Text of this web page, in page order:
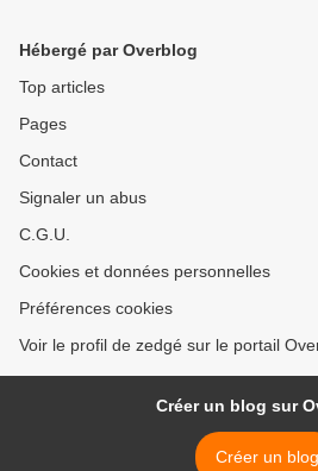
Hébergé par Overblog
Top articles
Pages
Contact
Signaler un abus
C.G.U.
Cookies et données personnelles
Préférences cookies
Voir le profil de zedgé sur le portail
Créer un blog sur
Créer un blog